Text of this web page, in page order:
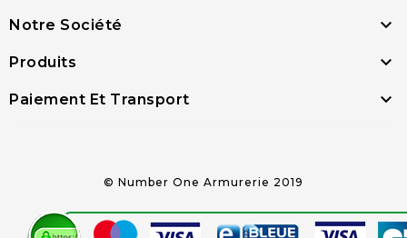
Notre Société 
Produits 
Paiement Et Transport 
© Number One Armurerie 2019